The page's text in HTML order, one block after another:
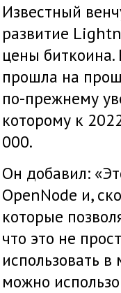
Известный
развитие
цены
прошла на
по-прежнему
которому к
000.
Он добавил:
OpenNode и,
которые
что это не
использовать
можно